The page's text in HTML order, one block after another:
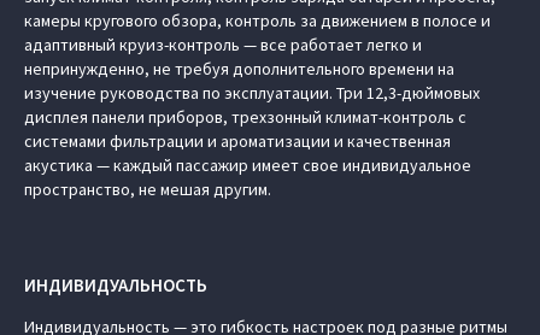
камеры кругового обзора, контроль за движением в полосе и
адаптивный круиз-контроль — все работает легко и
непринужденно, не требуя дополнительного времени на
изучение руководства по эксплуатации. Три 12,3-дюймовых
дисплея панели приборов, трехзонный климат-контроль с
системами фильтрации и ароматизации и качественная
акустика — каждый пассажир имеет свое индивидуальное
пространство, не мешая другим.
ИНДИВИДУАЛЬНОСТЬ
Индивидуальность — это гибкость настроек под разные ритмы